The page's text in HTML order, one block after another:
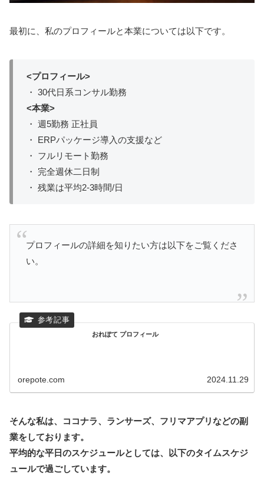
最初に、私のプロフィールと本業については以下です。
<プロフィール>
・ 30代日系コンサル勤務
<本業>
・ 週5勤務 正社員
・ ERPパッケージ導入の支援など
・ フルリモート勤務
・ 完全週休二日制
・ 残業は平均2-3時間/日
プロフィールの詳細を知りたい方は以下をご覧くださ
い。
おれぽて プロフィール
orepote.com 2024.11.29
そんな私は、ココナラ、ランサーズ、フリマアプリなどの副
業をしております。
平均的な平日のスケジュールとしては、以下のタイムスケジ
ュールで過ごしています。